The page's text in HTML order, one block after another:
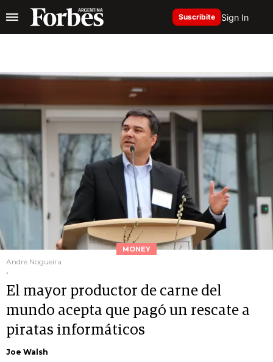
Suscribite Sign In
MONEY
Andre Nogueira
.
El mayor productor de carne del
mundo acepta que pagó un rescate a
piratas informáticos
Joe Walsh